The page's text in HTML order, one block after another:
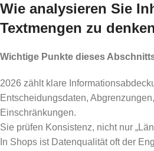
Wie analysieren Sie
Textmengen zu
Wichtige Punkte dieses
2026 zählt klare
Entscheidungsdaten,
Einschränkungen.
Sie prüfen Konsistenz, nicht nur
In Shops ist Datenqualität oft der